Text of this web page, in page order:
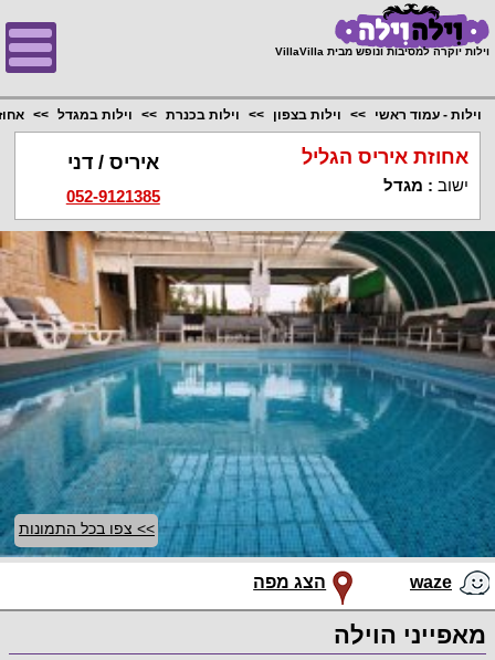
וילות יוקרה למסיבות ונופש מבית VillaVilla
וילות - עמוד ראשי וילות בצפון וילות בכנרת וילות במגדל
אחוזת איריס הגליל
ישוב : מגדל
איריס / דני
052-9121385
>> צפו בכל התמונות
waze הצג מפה
מאפייני הוילה